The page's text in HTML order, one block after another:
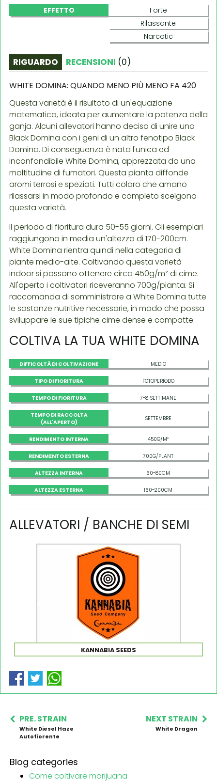
EFFETTO
Forte
Rilassante
Narcotic
RIGUARDO RECENSIONI (0)
WHITE DOMINA: QUANDO MENO PIÙ MENO FA 420
Questa varietà è il risultato di un'equazione
matematica, ideata per aumentare la potenza della
ganja. Alcuni allevatori hanno deciso di unire una
Black Domina con i geni di un altro fenotipo Black
Domina. Di conseguenza è nata l'unica ed
inconfondibile White Domina, apprezzata da una
moltitudine di fumatori. Questa pianta diffonde
aromi terrosi e speziati. Tutti coloro che amano
rilassarsi in modo profondo e completo scelgono
questa varietà.
Il periodo di fioritura dura 50-55 giorni. Gli esemplari
raggiungono in media un'altezza di 170-200cm.
White Domina rientra quindi nella categoria di
piante medio-alte. Coltivando questa varietà
indoor si possono ottenere circa 450g/m² di cime.
All'aperto i coltivatori riceveranno 700g/pianta. Si
raccomanda di somministrare a White Domina tutte
le sostanze nutritive necessarie, in modo che possa
sviluppare le sue tipiche cime dense e compatte.
COLTIVA LA TUA WHITE DOMINA
DIFFICOLTÀ DI COLTIVAZIONE MEDIO
TIPO DI FIORITURA FOTOPERIODO
TEMPO DI FIORITURA 7-8 SETTIMANE
TEMPO DI RACCOLTA
(ALL'APERTO)
SETTEMBRE
RENDIMENTO INTERNA 450G/M²
RENDIMENTO ESTERNA 700G/PLANT
ALTEZZA INTERNA 60-80CM
ALTEZZA ESTERNA 160-200CM
ALLEVATORI / BANCHE DI SEMI
KANNABIA SEEDS
PRE. STRAIN
White Diesel Haze
Autofiorente
NEXT STRAIN
White Dragon
Blog categories
Come coltivare marijuana